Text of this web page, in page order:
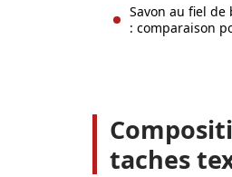
Savon au fiel
: comparaison
taches